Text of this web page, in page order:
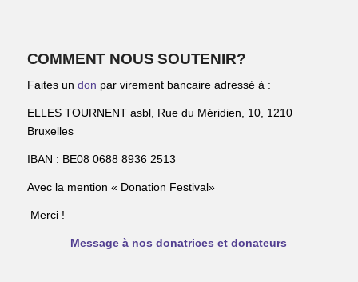
COMMENT NOUS SOUTENIR?
Faites un don par virement bancaire adressé à :
ELLES TOURNENT asbl, Rue du Méridien, 10, 1210
Bruxelles
IBAN : BE08 0688 8936 2513
Avec la mention « Donation Festival»
Merci !
Message à nos donatrices et donateurs